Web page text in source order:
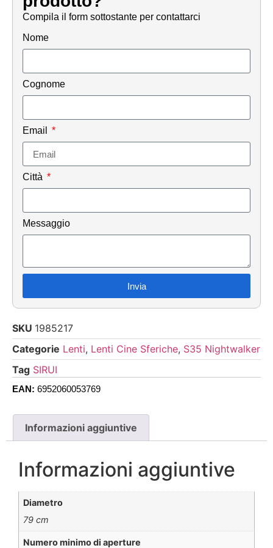
Compila il form sottostante per contattarci
Nome
Cognome
Email
Città
Messaggio
Invia
SKU 1985217
Categorie Lenti, Lenti Cine Sferiche, S35 Nightwalker
Tag SIRUI
EAN: 6952060053769
Informazioni aggiuntive
Informazioni aggiuntive
Diametro
79 cm
Numero minimo di aperture